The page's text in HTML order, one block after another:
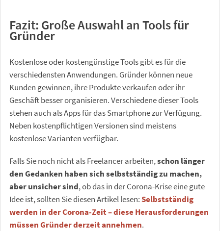
Fazit: Große Auswahl an Tools für
Gründer
Kostenlose oder kostengünstige Tools gibt es für die
verschiedensten Anwendungen. Gründer können neue
Kunden gewinnen, ihre Produkte verkaufen oder ihr
Geschäft besser organisieren. Verschiedene dieser Tools
stehen auch als Apps für das Smartphone zur Verfügung.
Neben kostenpflichtigen Versionen sind meistens
kostenlose Varianten verfügbar.
Falls Sie noch nicht als Freelancer arbeiten,schon länger
den Gedanken haben sich selbstständig zu machen,
aber unsicher sind, ob das in der Corona-Krise eine gute
Idee ist, sollten Sie diesen Artikel lesen:Selbstständig
werden in der Corona-Zeit – diese Herausforderungen
müssen Gründer derzeit annehmen.